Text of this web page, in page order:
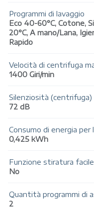
Programmi di lavaggio
Eco 40-60°C, Cotone,
20°C, A mano/Lana,
Rapido
Velocità di centrifuga
1400 Giri/min
Silenziosità (centrifuga)
72 dB
Consumo di energia per
0,425 kWh
Funzione stiratura facile
No
Quantità programmi di
2